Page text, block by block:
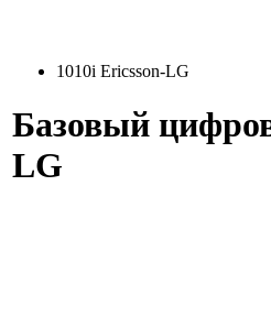
1010i Ericsson-LG
Базовый
LG